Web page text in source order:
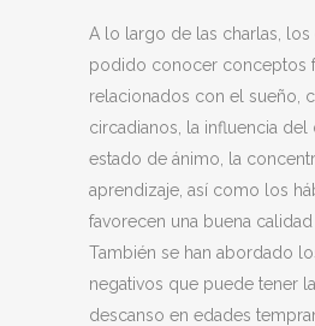
A lo largo de las charlas, los
podido conocer conceptos
relacionados con el sueño,
circadianos, la influencia del
estado de ánimo, la
aprendizaje, así como los
favorecen una buena calidad
También se han abordado
negativos que puede tener
descanso en edades